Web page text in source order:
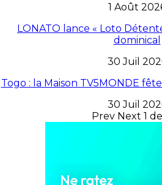
1 Août
LONATO lance « Loto
dominical
30 Juil
Togo : la Maison TV5MONDE
30 Juil
Prev Next 1